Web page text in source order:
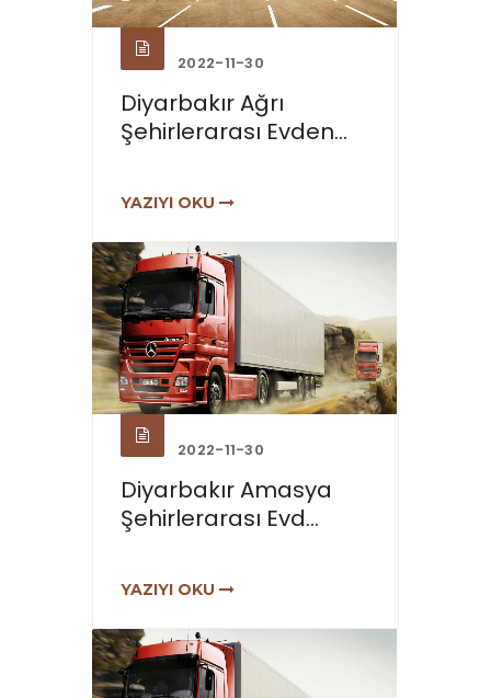
2022-11-30
Diyarbakır Ağrı
Şehirlerarası Evden...
YAZIYI OKU
2022-11-30
Diyarbakır Amasya
Şehirlerarası Evd...
YAZIYI OKU